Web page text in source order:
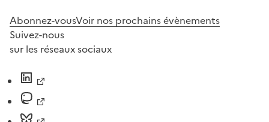
Abonnez-vousVoir nos prochains évènements
Suivez-nous
sur les réseaux sociaux